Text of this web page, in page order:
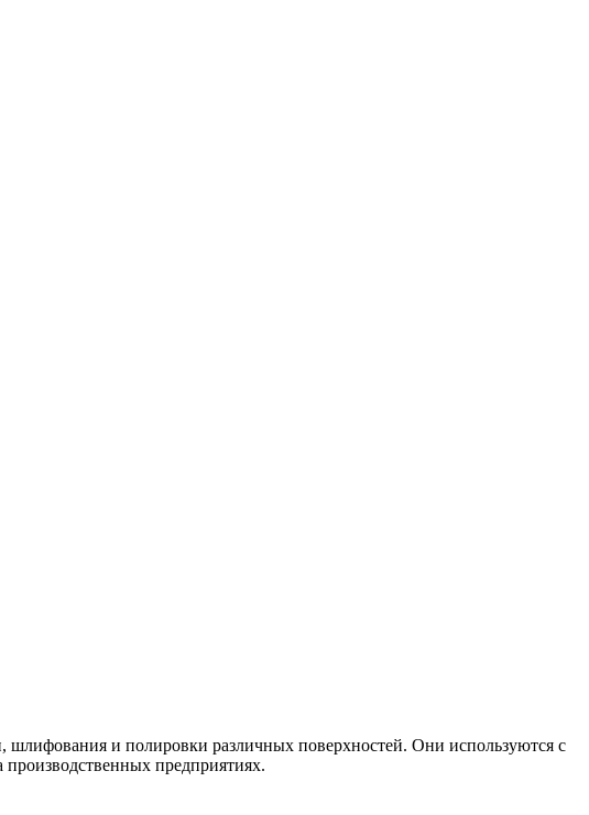
и полировки различных поверхностей. Они используются с
предприятиях.